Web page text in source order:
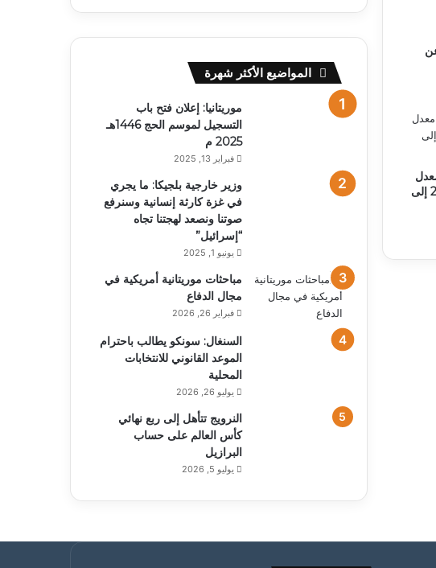
الفقر النقدي من 28% عام 2019 إلى
المواضيع الأكثر شهرة
موريتانيا: إعلان فتح باب
التسجيل لموسم الحج 1446هـ
2025 م
فبراير 13, 2025
وزير خارجية بلجيكا: ما يجري
في غزة كارثة إنسانية وسنرفع
صوتنا ونصعد لهجتنا تجاه
“إسرائيل”
يونيو 1, 2025
مباحثات موريتانية أمريكية في
مجال الدفاع
فبراير 26, 2026
السنغال: سونكو يطالب باحترام
الموعد القانوني للانتخابات
المحلية
يوليو 26, 2026
النرويج تتأهل إلى ربع نهائي
كأس العالم على حساب
البرازيل
يوليو 5, 2026